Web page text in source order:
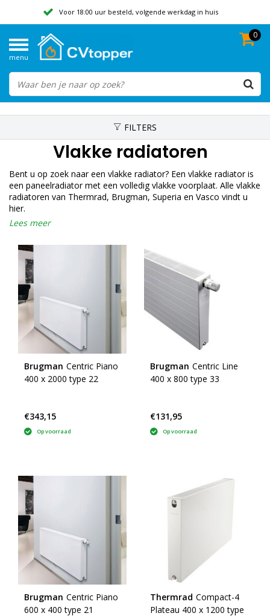
Voor 18:00 uur besteld, volgende werkdag in huis
Beoordeeld met een 9,8
menu
0
FILTERS
Vlakke radiatoren
Bent u op zoek naar een vlakke radiator? Een vlakke radiator is
een paneelradiator met een volledig vlakke voorplaat. Alle vlakke
radiatoren van Thermrad, Brugman, Superia en Vasco vindt u
hier.
Lees meer
Brugman Centric Piano
400 x 2000 type 22
€343,15
Op voorraad
Brugman Centric Line
400 x 800 type 33
€131,95
Op voorraad
Brugman Centric Piano
600 x 400 type 21
Thermrad Compact-4
Plateau 400 x 1200 type